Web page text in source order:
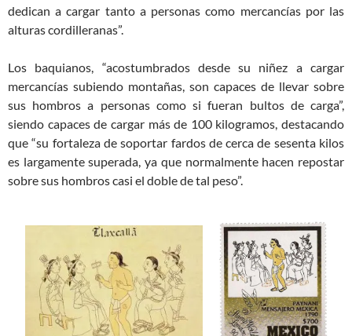
dedican a cargar tanto a personas como mercancías por las
alturas cordilleranas”.
Los baquianos, “acostumbrados desde su niñez a cargar
mercancías subiendo montañas, son capaces de llevar sobre
sus hombros a personas como si fueran bultos de carga”,
siendo capaces de cargar más de 100 kilogramos, destacando
que “su fortaleza de soportar fardos de cerca de sesenta kilos
es largamente superada, ya que normalmente hacen repostar
sobre sus hombros casi el doble de tal peso”.